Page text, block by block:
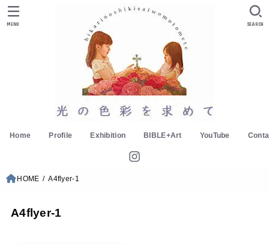
Home Profile Exhibition BIBLE+Art YouTube
SEARCH
MENU
HOME A4flyer-1
A4flyer-1